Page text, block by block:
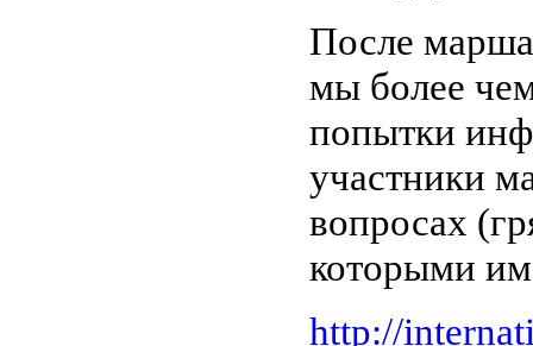
После
мы более
попытки
участники
вопросах
которыми им
http://